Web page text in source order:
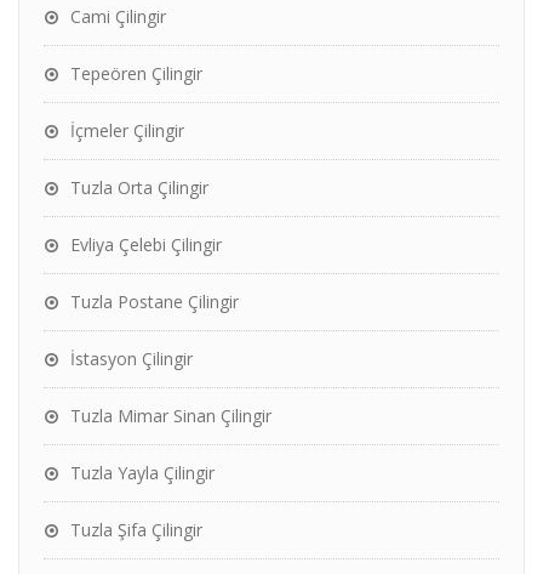
Cami Çilingir
Tepeören Çilingir
İçmeler Çilingir
Tuzla Orta Çilingir
Evliya Çelebi Çilingir
Tuzla Postane Çilingir
İstasyon Çilingir
Tuzla Mimar Sinan Çilingir
Tuzla Yayla Çilingir
Tuzla Şifa Çilingir